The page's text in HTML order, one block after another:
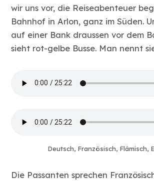
wir uns vor, die Reiseabenteuer
Bahnhof in Arlon, ganz im Süden.
auf einer Bank draussen vor dem
sieht rot-gelbe Busse. Man nennt
Deutsch, Französisch, Flämisch,
Die Passanten sprechen